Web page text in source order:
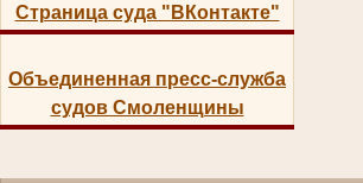
Страница суда "ВКонтакте"
Объединенная пресс-служба
судов Смоленщины